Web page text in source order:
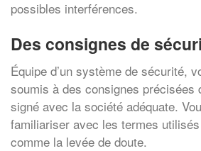
possibles interférences.
Des consignes de
Équipe d’un système de sécurité,
soumis à des consignes précisées
signé avec la société adéquate.
familiariser avec les termes
comme la levée de doute.